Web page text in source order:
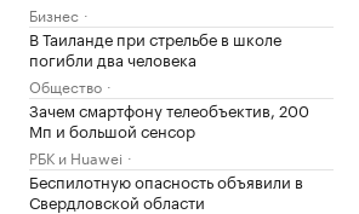
Бизнес
В Таиланде при стрельбе в школе
погибли два человека
Общество
Зачем смартфону телеобъектив, 200
Мп и большой сенсор
РБК и Huawei
Беспилотную опасность объявили в
Свердловской области